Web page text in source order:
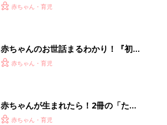
PR（リゾート・ステーション株式会社）
ランキングをもっと見る